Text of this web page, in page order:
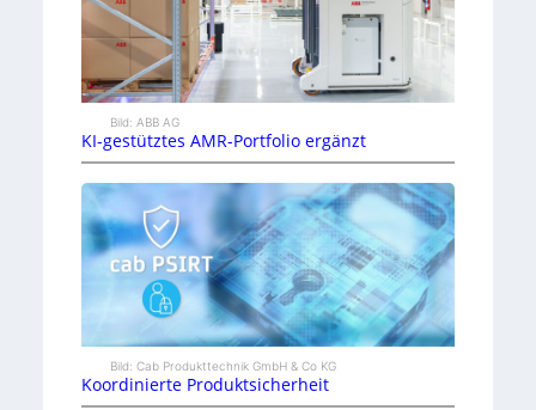
Bild: ABB AG
KI-gestütztes AMR-Portfolio ergänzt
Bild: Cab Produkttechnik GmbH & Co KG
Koordinierte Produktsicherheit